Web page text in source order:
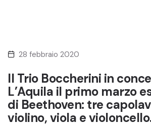
28 febbraio 2020
Il Trio Boccherini in
L’Aquila il primo marzo
di Beethoven: tre
violino, viola e